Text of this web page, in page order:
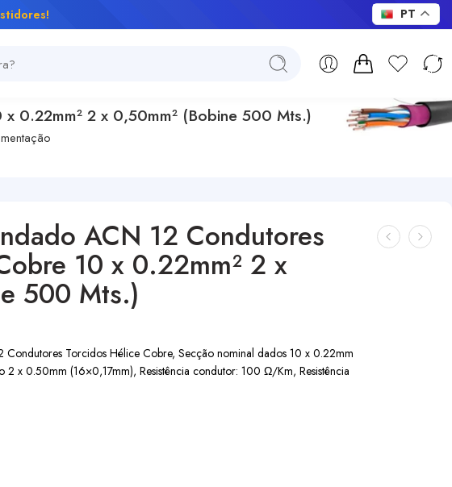
0.22mm² 2 x 0,50mm² (Bobine 500 Mts.)
ACN 12 Condutores
10 x 0.22mm² 2 x
500 Mts.)
Torcidos Hélice Cobre, Secção nominal dados 10 x 0.22mm
2 x 0.50mm (16×0,17mm), Resistência condutor: 100 Ω/Km, Resistência
PT